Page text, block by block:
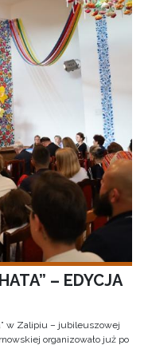
– EDYCJA
w Zalipiu – jubileuszowej
organizowało już po